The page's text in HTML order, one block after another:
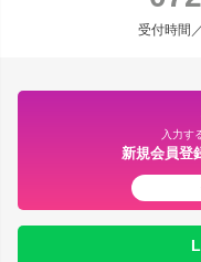
受付時間
入力す
新規会員登